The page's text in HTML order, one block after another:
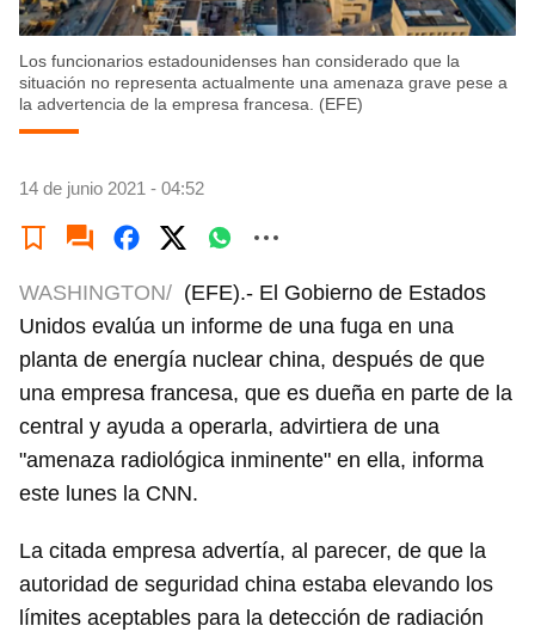
Los funcionarios estadounidenses han considerado que la
situación no representa actualmente una amenaza grave pese a
la advertencia de la empresa francesa. (EFE)
14 de junio 2021 - 04:52
WASHINGTON/ (EFE).- El Gobierno de Estados
Unidos evalúa un informe de una fuga en una
planta de energía nuclear china, después de que
una empresa francesa, que es dueña en parte de la
central y ayuda a operarla, advirtiera de una
"amenaza radiológica inminente" en ella, informa
este lunes la CNN.
La citada empresa advertía, al parecer, de que la
autoridad de seguridad china estaba elevando los
límites aceptables para la detección de radiación